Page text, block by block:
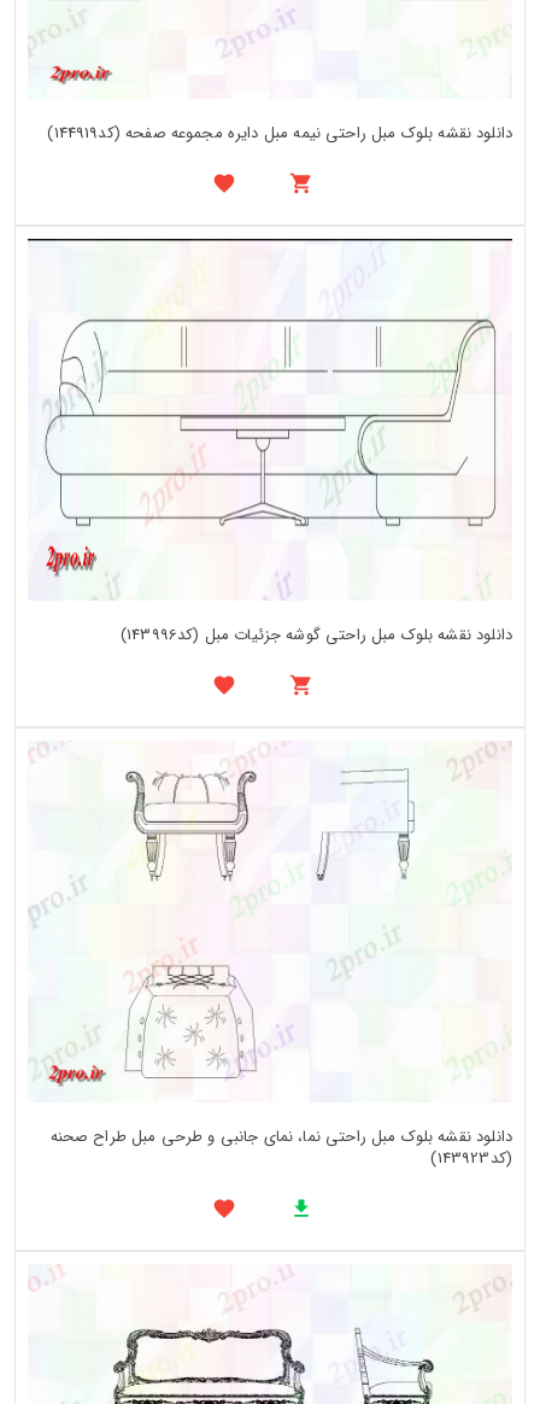
دانلود نقشه بلوک مبل راحتی نیمه مبل دایره مجموعه صفحه (کد144919)
دانلود نقشه بلوک مبل راحتی گوشه جزئیات مبل (کد143996)
دانلود نقشه بلوک مبل راحتی نما، نمای جانبی و طرحی مبل طراح صحنه
(کد143923)